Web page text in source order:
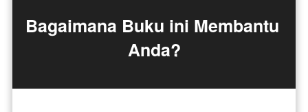
Bagaimana Buku ini Membantu
Anda?